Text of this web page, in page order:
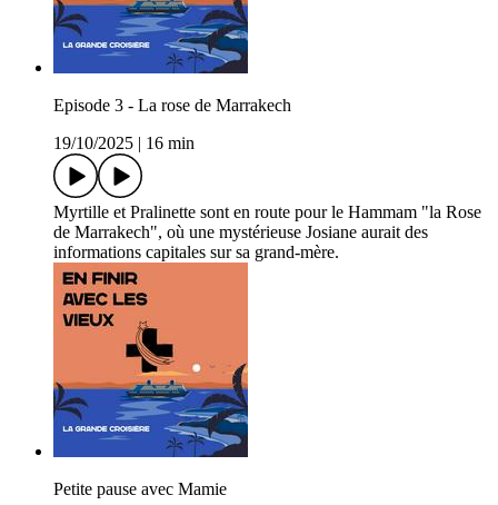
Episode 3 - La rose de Marrakech
19/10/2025
16 min
Myrtille et Pralinette sont en route pour le Hammam "la Rose
de Marrakech", où une mystérieuse Josiane aurait des
informations capitales sur sa grand-mère.
Petite pause avec Mamie